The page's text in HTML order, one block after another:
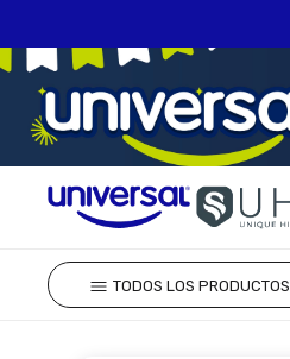
TODOS LOS PRODUCTOS